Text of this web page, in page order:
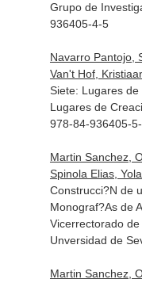
Grupo de
936405-4-5
Navarro Pantojo,
Van't Hof,
Siete: Lugares de
Lugares de
978-84-936405-
Martin Sanchez,
Spinola Elias,
Construcci?N de
Monograf?As de
Vicerrectorado de
Unversidad de
Martin Sanchez,